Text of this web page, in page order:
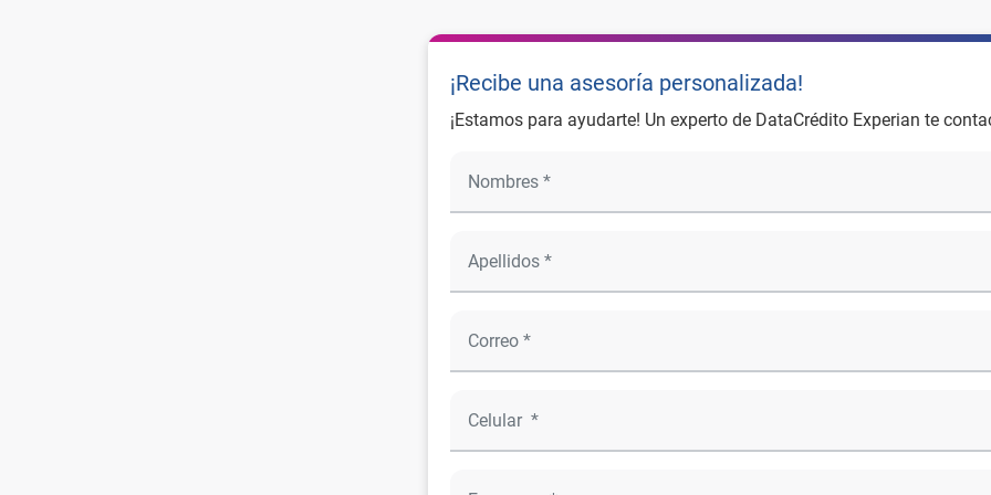
¡Recibe una asesoría personalizada!
¡Estamos para ayudarte! Un experto de DataCrédito Experian te